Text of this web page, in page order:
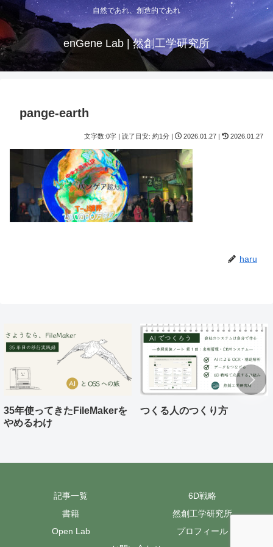
自然であれ、創造的であれ
enGene Lab | 然創工学研究所
pange-earth
文字数:0字 | 読了目安: 約1分 | 2026.01.27 | 2026.01.27
haru
35年使ってきたFileMakerを
やめるわけ
つくる人のつくり方
記事一覧
6D戦略
書籍
然創工学研究所
Open Lab
プロフィール